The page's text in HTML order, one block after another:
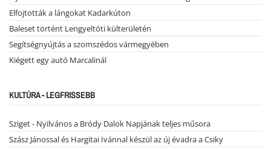
Elfojtották a lángokat Kadarkúton
Baleset történt Lengyeltóti külterületén
Segítségnyújtás a szomszédos vármegyében
Kiégett egy autó Marcalinál
KULTÚRA - LEGFRISSEBB
Sziget - Nyilvános a Bródy Dalok Napjának teljes műsora
Szász Jánossal és Hargitai Ivánnal készül az új évadra a Csiky